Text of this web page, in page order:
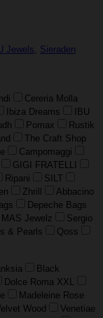
Jewels, Sieraden
Cereria Molla
Ibiza Dreams
IBU
Pomax
Rustik
The Craft Shop
Campomaggi
GIGI FRATELLI
Ripani
SILT
Zhrill
Abbacino
Depeche Bags
MAS Jewelz
Sergio
& Pearls
Qoss
Black
Dolce Roma XXL
Madeleine Rose
Wood
Venetiae